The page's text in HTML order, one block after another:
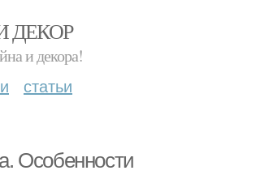
ДЕКОР
и декора!
статьи
Особенности